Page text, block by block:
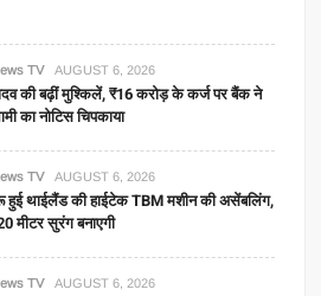
TV AUGUST 6, 2026
की बढ़ीं मुश्किलें, ₹16 करोड़ के कर्ज पर बैंक ने
का नोटिस चिपकाया
TV AUGUST 6, 2026
हुई थाईलैंड की हाईटेक TBM मशीन की असेंबलिंग,
मीटर सुरंग बनाएगी
TV AUGUST 6, 2026